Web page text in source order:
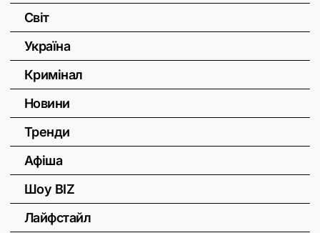
Світ
Україна
Кримінал
Новини
Тренди
Афіша
Шоу BIZ
Лайфстайл